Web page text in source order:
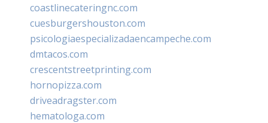
coastlinecateringnc.com
cuesburgershouston.com
psicologiaespecializadaencampeche.com
dmtacos.com
crescentstreetprinting.com
hornopizza.com
driveadragster.com
hematologa.com